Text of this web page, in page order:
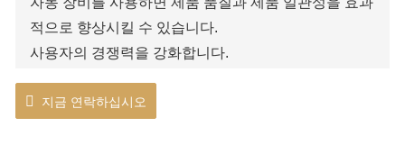
적으로 향상시킬 수 있습니다.
사용자의 경쟁력을 강화합니다.
지금 연락하십시오